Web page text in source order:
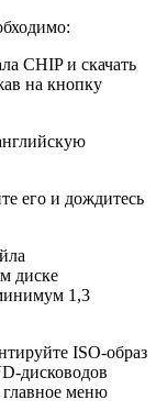
CHIP и скачать
на кнопку
его и дождитесь
диске
1,3
ISO-образ
дисководов
меню